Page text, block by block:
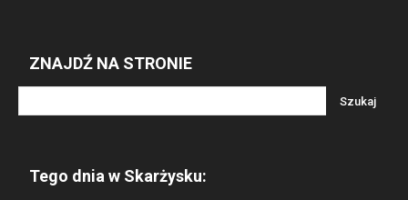
ZNAJDŹ NA STRONIE
Tego dnia w Skarżysku: